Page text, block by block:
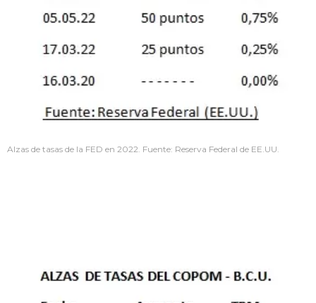
Alzas de tasas de la FED en 2022. Fuente: Reserva Federal de EE.UU.